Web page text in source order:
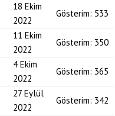
18 Ekim
2022
Gösterim: 533
11 Ekim
2022
Gösterim: 350
4 Ekim
2022
Gösterim: 365
27 Eylül
2022
Gösterim: 342